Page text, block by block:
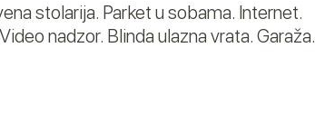
stolarija. Parket u sobama. Internet.
nadzor. Blinda ulazna vrata. Garaža.